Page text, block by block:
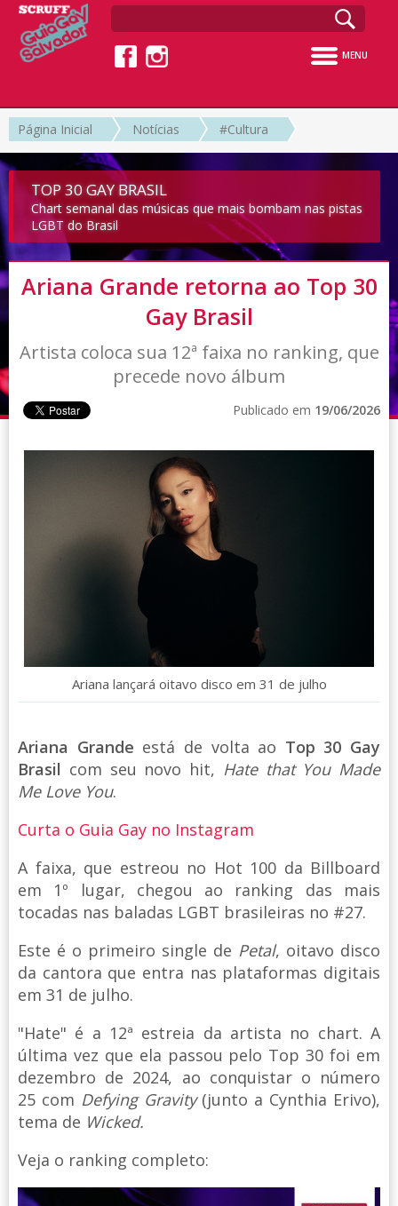
MENU
Página Inicial Notícias #Cultura
TOP 30 GAY BRASIL
Chart semanal das músicas que mais bombam nas pistas
LGBT do Brasil
Ariana Grande retorna ao Top 30
Gay Brasil
Artista coloca sua 12ª faixa no ranking, que
precede novo álbum
Publicado em 19/06/2026
Ariana lançará oitavo disco em 31 de julho
Ariana Grande está de volta ao Top 30 Gay
Brasil com seu novo hit, Hate that You Made
Me Love You.
Curta o Guia Gay no Instagram
A faixa, que estreou no Hot 100 da Billboard
em 1º lugar, chegou ao ranking das mais
tocadas nas baladas LGBT brasileiras no #27.
Este é o primeiro single de Petal, oitavo disco
da cantora que entra nas plataformas digitais
em 31 de julho.
"Hate" é a 12ª estreia da artista no chart. A
última vez que ela passou pelo Top 30 foi em
dezembro de 2024, ao conquistar o número
25 com Defying Gravity(junto a Cynthia Erivo),
tema de Wicked.
Veja o ranking completo: